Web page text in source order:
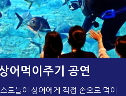
어먹이주기 공연
트들이 상어에게 직접 손으로 먹이